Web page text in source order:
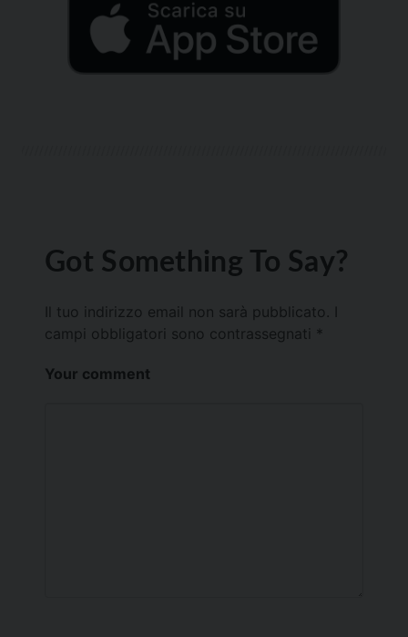
Got Something To Say?
Il tuo indirizzo email non sarà pubblicato.
campi obbligatori sono contrassegnati *
Your comment